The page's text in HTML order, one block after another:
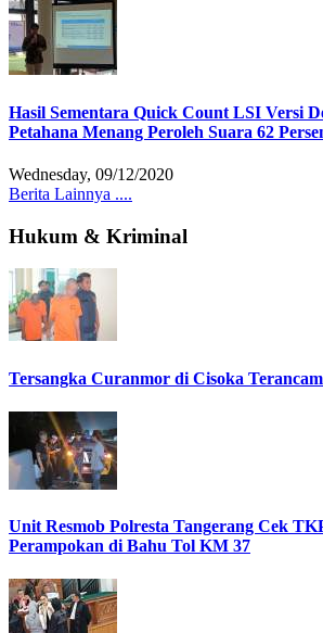
Hasil Sementara Quick Count LSI Versi
Petahana Menang Peroleh Suara 62
Wednesday, 09/12/2020
Berita Lainnya ....
Hukum & Kriminal
Tersangka Curanmor di Cisoka
Unit Resmob Polresta Tangerang Cek
Perampokan di Bahu Tol KM 37